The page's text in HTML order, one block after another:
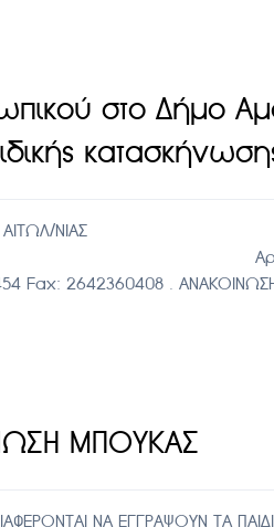
στο Δήμο
ΝΟΜΟΣ ΑΙΤΩΛ/
Αριθμ. Πρωτ:
Fax: 2642360408 .
ΜΠΟΥΚΑΣ
ΝΑ ΕΓΓΡΑΨΟΥΝ ΤΑ